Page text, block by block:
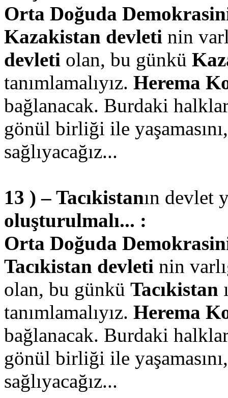
Orta Doğuda
Kazakistan devleti nin
devleti olan, bu günkü
tanımlamalıyız. Herema
bağlanacak. Burdaki
gönül birliği ile
sağlıyacağız...
13 ) – Tacıkistanın devlet
oluşturulmalı... :
Orta Doğuda
Tacıkistan devleti nin
olan, bu günkü Tacıkistan
tanımlamalıyız. Herema
bağlanacak. Burdaki
gönül birliği ile
sağlıyacağız...